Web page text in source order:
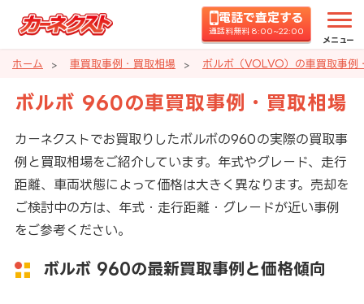
電話で査定する
通話料無料 8:00~22:00
メニュー
ホーム 車買取事例・買取相場 ボルボ（VOLVO）の車買取事例
ボルボ 960の車買取事例・買取相場
カーネクストでお買取りしたボルボの960の実際の買取事
例と買取相場をご紹介しています。年式やグレード、走行
距離、車両状態によって価格は大きく異なります。売却を
ご検討中の方は、年式・走行距離・グレードが近い事例
をご参考ください。
ボルボ 960の最新買取事例と価格傾向